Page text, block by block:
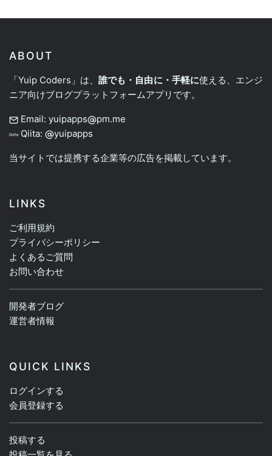
ABOUT
「Yuip Coders」は、誰でも・自由に・手軽に使える、エンジ
ニア向けブログプラットフォームアプリです。
Email: yuipapps
pm.me
Qiita:
yuipapps
当サイトでは提携する企業等の広告を掲載しています。
LINKS
ご利用規約
プライバシーポリシー
よくあるご質問
お問い合わせ
開発者ブログ
運営者情報
QUICK LINKS
ログインする
会員登録する
投稿する